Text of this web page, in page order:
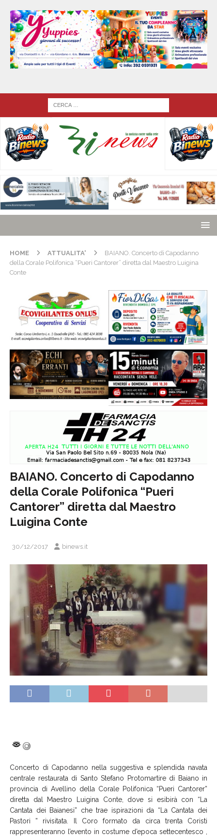
HOME ATTUALITA'
BAIANO. Concerto di Capodanno
della Corale Polifonica “Pueri Cantorer” diretta dal Maestro Luigina
Conte
BAIANO. Concerto di Capodanno
della Corale Polifonica “Pueri
Cantorer” diretta dal Maestro
Luigina Conte
30/12/2017 binews.it
Concerto di Capodanno nella suggestiva e splendida navata
centrale restaurata di Santo Stefano Protomartire di Baiano in
provincia di Avellino della Corale Polifonica “Pueri Cantorer”
diretta dal Maestro Luigina Conte, dove si esibirà con “La
Cantata dei Baianesi” che trae ispirazioni da “La Cantata dei
Pastori ” rivisitata. Il Coro formato da circa trenta Coristi
rappresenteranno l’evento in costume d’epoca settecentesco ,